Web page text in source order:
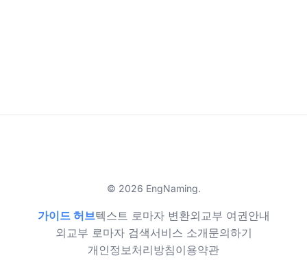
© 2026 EngNaming.
가이드 허브텍스트 로마자 변환외교부 여권안내
외교부 로마자 검색서비스 소개문의하기
개인정보처리방침이용약관